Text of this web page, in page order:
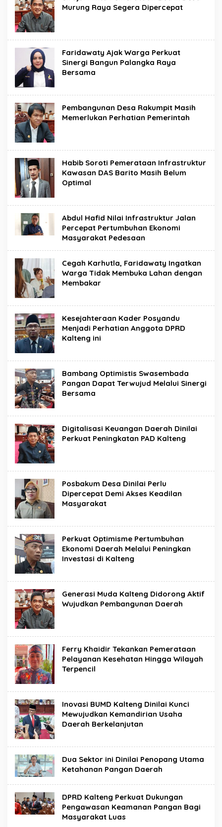
Murung Raya Segera Dipercepat
Faridawaty Ajak Warga Perkuat
Sinergi Bangun Palangka Raya
Bersama
Pembangunan Desa Rakumpit Masih
Memerlukan Perhatian Pemerintah
Habib Soroti Pemerataan Infrastruktur
Kawasan DAS Barito Masih Belum
Optimal
Abdul Hafid Nilai Infrastruktur Jalan
Percepat Pertumbuhan Ekonomi
Masyarakat Pedesaan
Cegah Karhutla, Faridawaty Ingatkan
Warga Tidak Membuka Lahan dengan
Membakar
Kesejahteraan Kader Posyandu
Menjadi Perhatian Anggota DPRD
Kalteng ini
Bambang Optimistis Swasembada
Pangan Dapat Terwujud Melalui Sinergi
Bersama
Digitalisasi Keuangan Daerah Dinilai
Perkuat Peningkatan PAD Kalteng
Posbakum Desa Dinilai Perlu
Dipercepat Demi Akses Keadilan
Masyarakat
Perkuat Optimisme Pertumbuhan
Ekonomi Daerah Melalui Peningkan
Investasi di Kalteng
Generasi Muda Kalteng Didorong Aktif
Wujudkan Pembangunan Daerah
Ferry Khaidir Tekankan Pemerataan
Pelayanan Kesehatan Hingga Wilayah
Terpencil
Inovasi BUMD Kalteng Dinilai Kunci
Mewujudkan Kemandirian Usaha
Daerah Berkelanjutan
Dua Sektor ini Dinilai Penopang Utama
Ketahanan Pangan Daerah
DPRD Kalteng Perkuat Dukungan
Pengawasan Keamanan Pangan Bagi
Masyarakat Luas